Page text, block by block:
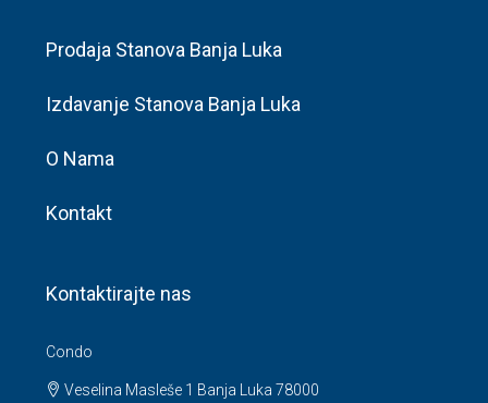
Prodaja Stanova Banja Luka
Izdavanje Stanova Banja Luka
O Nama
Kontakt
Kontaktirajte nas
Condo
Veselina Masleše 1 Banja Luka 78000